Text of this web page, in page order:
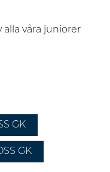
våra juniorer
GK
GK